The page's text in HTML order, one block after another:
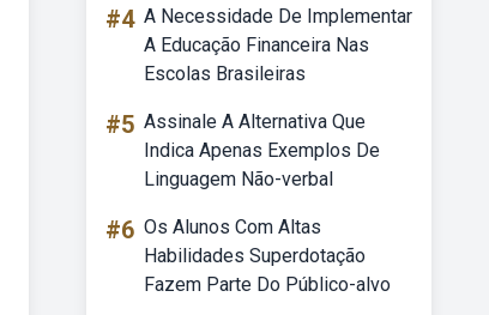
#4 A Necessidade De Implementar
A Educação Financeira Nas
Escolas Brasileiras
#5 Assinale A Alternativa Que
Indica Apenas Exemplos De
Linguagem Não-verbal
#6 Os Alunos Com Altas
Habilidades Superdotação
Fazem Parte Do Público-alvo